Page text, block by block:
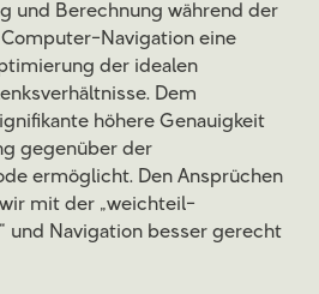
und Berechnung während der
Navigation eine
der idealen
Dem
höhere Genauigkeit
gegenüber der
ermöglicht. Den Ansprüchen
mit der „weichteil-
und Navigation besser gerecht